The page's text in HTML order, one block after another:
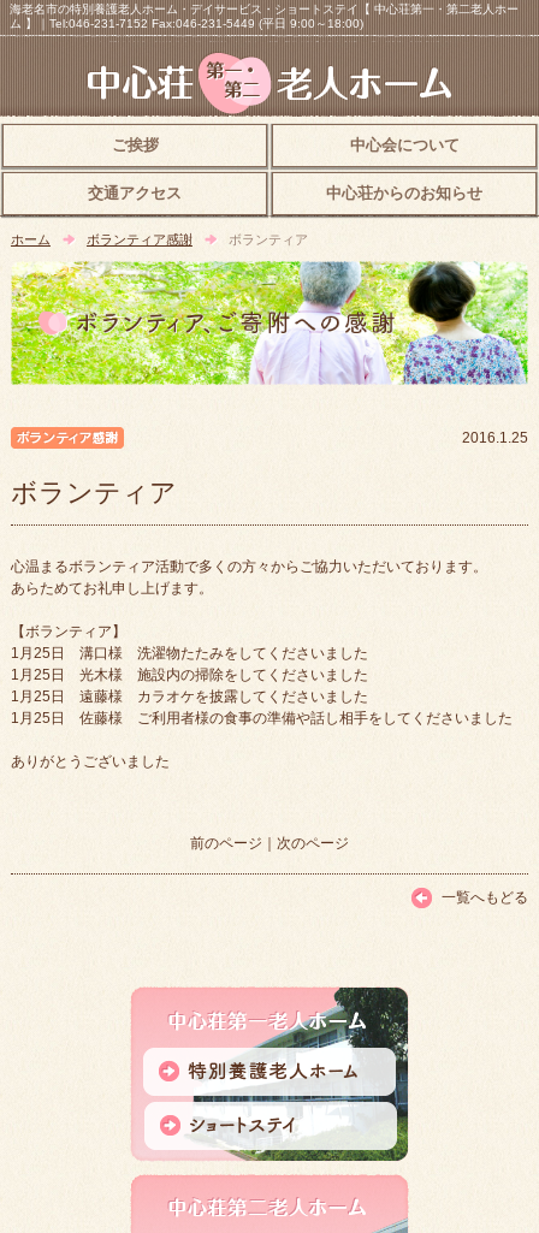
海老名市の特別養護老人ホーム・デイサービス・ショートステイ【 中心荘第一・第二老人ホー
ム 】｜Tel:046-231-7152 Fax:046-231-5449 (平日 9:00～18:00)
ご挨拶 中心会について
交通アクセス 中心荘からのお知らせ
ホーム ボランティア感謝 ボランティア
2016.1.25
ボランティア
心温まるボランティア活動で多くの方々からご協力いただいております。
あらためてお礼申し上げます。
【ボランティア】
1月25日 溝口様 洗濯物たたみをしてくださいました
1月25日 光木様 施設内の掃除をしてくださいました
1月25日 遠藤様 カラオケを披露してくださいました
1月25日 佐藤様 ご利用者様の食事の準備や話し相手をしてくださいました
ありがとうございました
前のページ ｜ 次のページ
一覧へもどる